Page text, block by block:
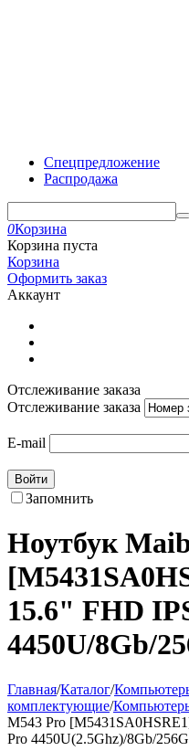
Спецпредложение
Распродажа
0Корзина
Корзина пуста
Корзина
Оформить заказ
Аккаунт
Отслеживание заказа
Отслеживание заказа
E-mail
Войти
Запомнить
Ноутбук
15.6" FHD
4450U/8Gb/
Главная/Каталог/
комплектующие/
M543 Pro
Pro 4450U(2.5Ghz)/8Gb/